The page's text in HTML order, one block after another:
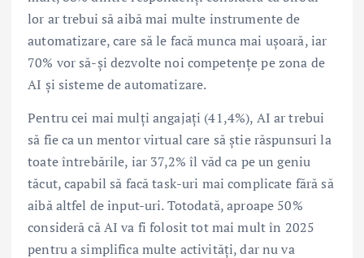
lor ar trebui să aibă mai multe instrumente de
automatizare, care să le facă munca mai ușoară, iar
70% vor să-și dezvolte noi competențe pe zona de
AI și sisteme de automatizare.
Pentru cei mai mulți angajați (41,4%), AI ar trebui
să fie ca un mentor virtual care să știe răspunsuri la
toate întrebările, iar 37,2% îl văd ca pe un geniu
tăcut, capabil să facă task-uri mai complicate fără să
aibă altfel de input-uri. Totodată, aproape 50%
consideră că AI va fi folosit tot mai mult în 2025
pentru a simplifica multe activități, dar nu va